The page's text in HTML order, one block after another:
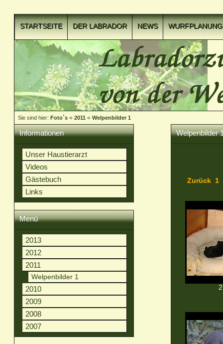
STARTSEITE DER LABRADOR NEWS WURFPLANUNG
VIDEOCLIPS
Sie sind hier: Foto´s 2011 Welpenbilder 1
Welpenbilder
Zurück 1
Informationen
Unser Haustierarzt
Videos
Gästebuch
Links
Menü
2013
2012
2011
Welpenbilder 1
2010
2009
2008
2007